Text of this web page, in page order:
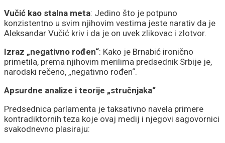
Vučić kao stalna meta: Jedino što je potpuno
konzistentno u svim njihovim vestima jeste narativ da je
Aleksandar Vučić kriv i da je on uvek zlikovac i zlotvor.
Izraz „negativno rođen“: Kako je Brnabić ironično
primetila, prema njihovim merilima predsednik Srbije je,
narodski rečeno, „negativno rođen“.
Apsurdne analize i teorije „stručnjaka“
Predsednica parlamenta je taksativno navela primere
kontradiktornih teza koje ovaj medij i njegovi sagovornici
svakodnevno plasiraju: